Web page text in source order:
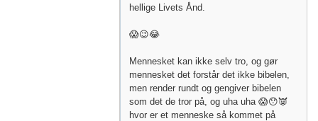
hellige Livets Ånd.
😱😉😂
Mennesket kan ikke selv tro, og gør
mennesket det forstår det ikke bibelen,
men render rundt og gengiver bibelen
som det de tror på, og uha uha 😱😯👿
hvor er et menneske så kommet på